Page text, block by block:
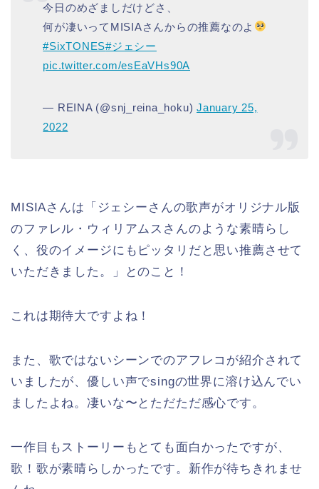
今日のめざましだけどさ、
何が凄いってMISIAさんからの推薦なのよ
#SixTONES#ジェシー
pic.twitter.com/esEaVHs90A
— REINA (@snj_reina_hoku)January 25,
2022
MISIAさんは「ジェシーさんの歌声がオリジナル版
のファレル・ウィリアムスさんのような素晴らし
く、役のイメージにもピッタリだと思い推薦させて
いただきました。」とのこと！
これは期待大ですよね！
また、歌ではないシーンでのアフレコが紹介されて
いましたが、優しい声でsingの世界に溶け込んでい
ましたよね。凄いな〜とただただ感心です。
一作目もストーリーもとても面白かったですが、
歌！歌が素晴らしかったです。新作が待ちきれませ